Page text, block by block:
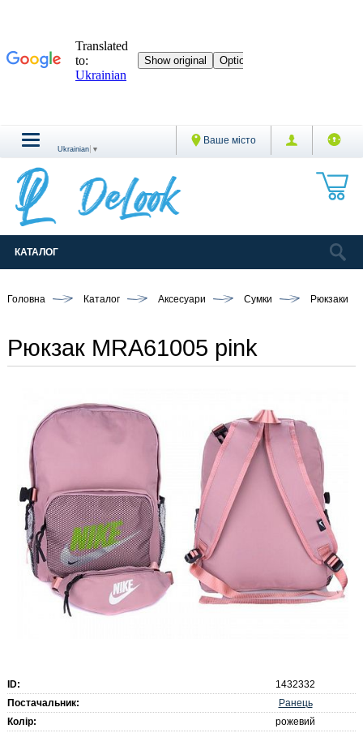
Ваше місто
Ukrainian ▼
КАТАЛОГ
Головна Каталог Аксесуари Сумки Рюкзаки
Рюкзак MRA61005 pink
ID:
1432332
Постачальник:
Ранець
Колір:
рожевий